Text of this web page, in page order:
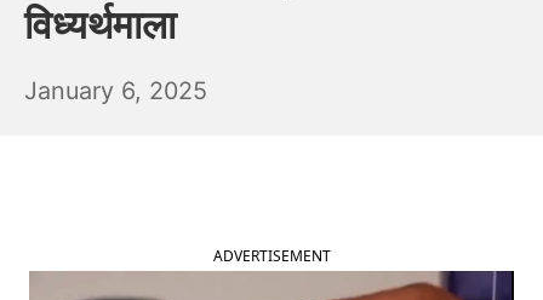
विध्यर्थमाला
January 6, 2025
ADVERTISEMENT